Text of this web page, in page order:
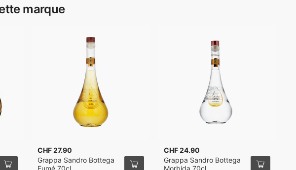
marque
CHF 27.90
Grappa Sandro Bottega
Fumé 70cl
CHF 24.90
Grappa Sandro Bottega
Morbida 70cl